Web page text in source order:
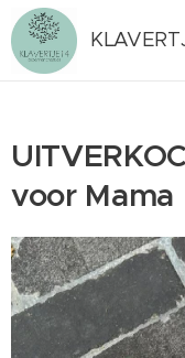
voor Mama